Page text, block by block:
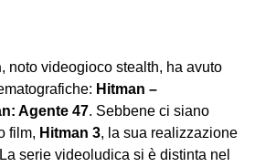
, noto videogioco stealth, ha avuto
Hitman –
Agente 47. Sebbene ci siano
film, Hitman 3, la sua realizzazione
serie videoludica si è distinta nel